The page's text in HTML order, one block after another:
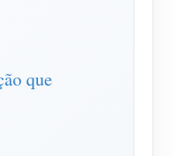
solar fotovoltaico
que